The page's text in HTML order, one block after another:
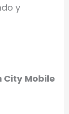
y
City Mobile